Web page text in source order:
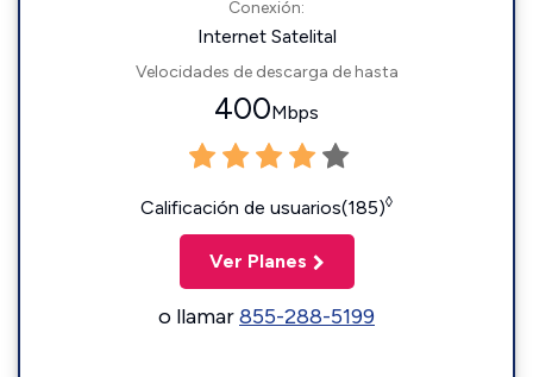
Conexión:
Internet Satelital
Velocidades de descarga de hasta
400Mbps
Calificación de usuarios(185)◊
Ver Planes
o llamar855-288-5199